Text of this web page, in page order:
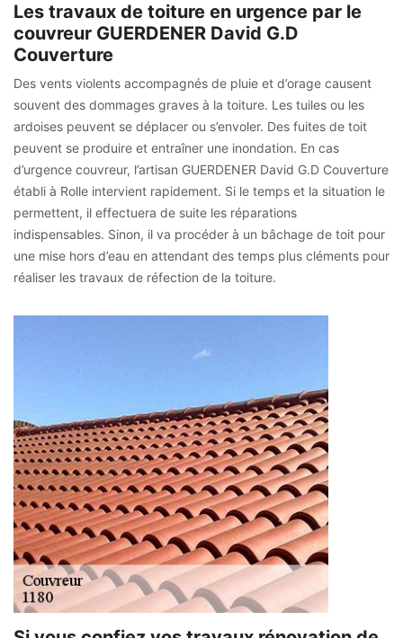
Les travaux de toiture en urgence par le
couvreur GUERDENER David G.D
Couverture
Des vents violents accompagnés de pluie et d’orage causent
souvent des dommages graves à la toiture. Les tuiles ou les
ardoises peuvent se déplacer ou s’envoler. Des fuites de toit
peuvent se produire et entraîner une inondation. En cas
d’urgence couvreur, l’artisan GUERDENER David G.D Couverture
établi à Rolle intervient rapidement. Si le temps et la situation le
permettent, il effectuera de suite les réparations
indispensables. Sinon, il va procéder à un bâchage de toit pour
une mise hors d’eau en attendant des temps plus cléments pour
réaliser les travaux de réfection de la toiture.